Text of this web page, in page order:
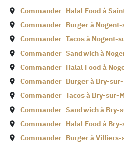
Commander Halal Food à
Commander Burger à
Commander Tacos à Nogent-
Commander Sandwich à
Commander Halal Food à
Commander Burger à Bry-
Commander Tacos à Bry-sur-
Commander Sandwich à Bry-
Commander Halal Food à
Commander Burger àVilliers-